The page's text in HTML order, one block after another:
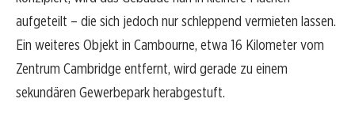
aufgeteilt – die sich jedoch nur schleppend vermieten lassen.
Ein weiteres Objekt in Cambourne, etwa 16 Kilometer vom
Zentrum Cambridge entfernt, wird gerade zu einem
sekundären Gewerbepark herabgestuft.